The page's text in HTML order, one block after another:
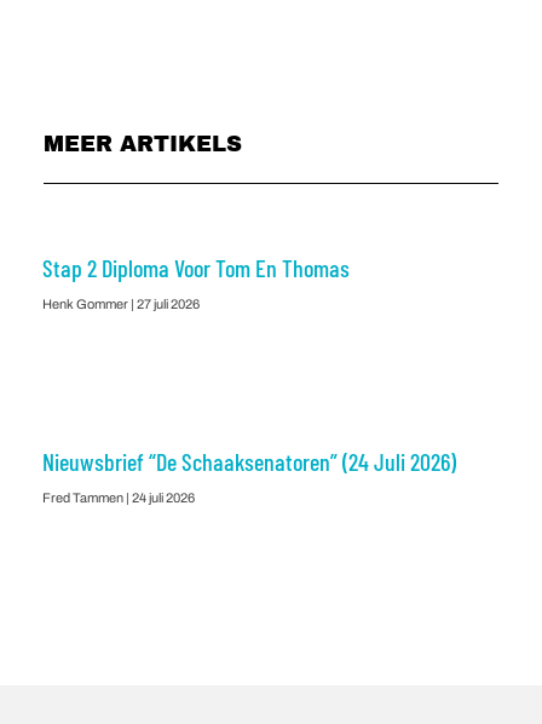
MEER ARTIKELS
Stap 2 Diploma Voor Tom En Thomas
Henk Gommer 27 juli 2026
Nieuwsbrief “De Schaaksenatoren” (24 Juli 2026)
Fred Tammen 24 juli 2026